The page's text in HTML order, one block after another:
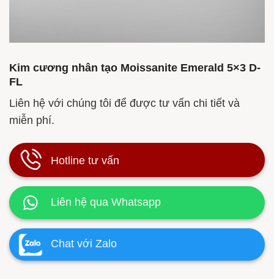
Kim cương nhân tạo Moissanite Emerald 5×3 D-
FL
Liên hệ với chúng tôi để được tư vấn chi tiết và
miễn phí.
Hotline tư vấn
Liên hệ qua Whatsapp
Chat với Zalo